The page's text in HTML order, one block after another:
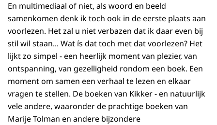
En multimediaal of niet, als woord en beeld
samenkomen denk ik toch ook in de eerste plaats aan
voorlezen. Het zal u niet verbazen dat ik daar even bij
stil wil staan... Wat ís dat toch met dat voorlezen? Het
lijkt zo simpel - een heerlijk moment van plezier, van
ontspanning, van gezelligheid rondom een boek. Een
moment om samen een verhaal te lezen en elkaar
vragen te stellen. De boeken van Kikker - en natuurlijk
vele andere, waaronder de prachtige boeken van
Marije Tolman en andere bijzondere